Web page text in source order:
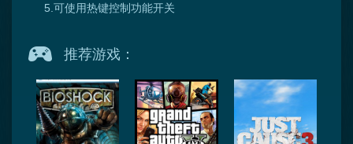
5.可使用热键控制功能开关
推荐游戏：